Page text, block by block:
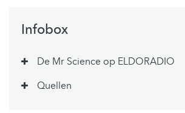
Infobox
De Mr Science op ELDORADIO
Quellen